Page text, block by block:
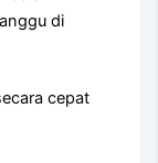
di
cepat